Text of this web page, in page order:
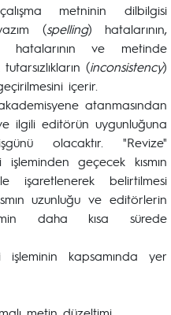
metninin dilbilgisi
(spelling) hatalarının,
hatalarının ve metinde
(inconsistency)
içerir.
atanmasından
ilgili editörün uygunluğuna
olacaktır. "Revize"
geçecek kısmın
işaretlenerek belirtilmesi
uzunluğu ve editörlerin
daha kısa sürede
kapsamında yer